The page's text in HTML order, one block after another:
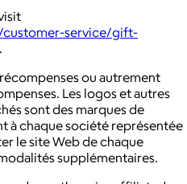
service/gift-
.
ou autrement
Les logos et autres
sont des marques de
à chaque société représentée
le site Web de chaque
supplémentaires.